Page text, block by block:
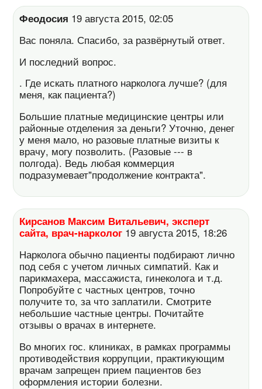
Феодосия 19 августа 2015, 02:05
Вас поняла. Спасибо, за развёрнутый ответ.
И последний вопрос.
. Где искать платного нарколога лучше? (для
меня, как пациента?)
Большие платные медицинские центры или
районные отделения за деньги? Уточню, денег
у меня мало, но разовые платные визиты к
врачу, могу позволить. (Разовые --- в
полгода). Ведь любая коммерция
подразумевает"продолжение контракта".
Кирсанов Максим Витальевич, эксперт
сайта, врач-нарколог 19 августа 2015, 18:26
Нарколога обычно пациенты подбирают лично
под себя с учетом личных симпатий. Как и
парикмахера, массажиста, гинеколога и т.д.
Попробуйте с частных центров, точно
получите то, за что заплатили. Смотрите
небольшие частные центры. Почитайте
отзывы о врачах в интернете.
Во многих гос. клиниках, в рамках программы
противодействия коррупции, практикующим
врачам запрещен прием пациентов без
оформления истории болезни.